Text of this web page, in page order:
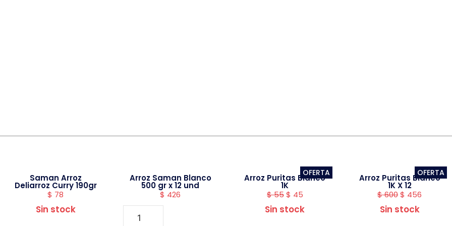
Saman Arroz
Deliarroz Curry 190gr
$ 78
Sin stock
Arroz Saman Blanco
500 gr x 12 und
$ 426
OFERTA
Arroz Puritas Blanco
1K
$55$ 45
Sin stock
OFERTA
Arroz Puritas Blanco
1K X 12
$600$ 456
Sin stock